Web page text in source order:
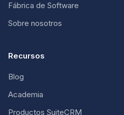
Fábrica de Software
Sobre nosotros
Recursos
Blog
Academia
Productos SuiteCRM